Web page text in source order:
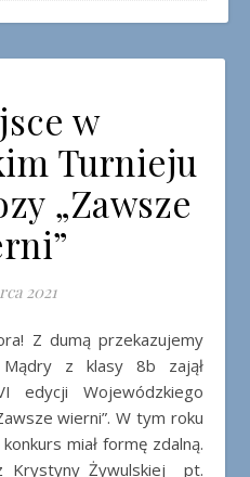
w
Turnieju
„Zawsze
2021
z klasy 8b zajął
edycji Wojewódzkiego
wierni”. W tym roku
miał formę zdalną.
Krystyny Żywulskiej pt.